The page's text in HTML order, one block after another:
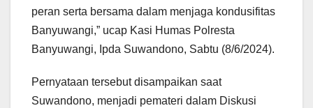
peran serta bersama dalam menjaga kondusifitas
Banyuwangi,” ucap Kasi Humas Polresta
Banyuwangi, Ipda Suwandono, Sabtu (8/6/2024).
Pernyataan tersebut disampaikan saat
Suwandono, menjadi pemateri dalam Diskusi